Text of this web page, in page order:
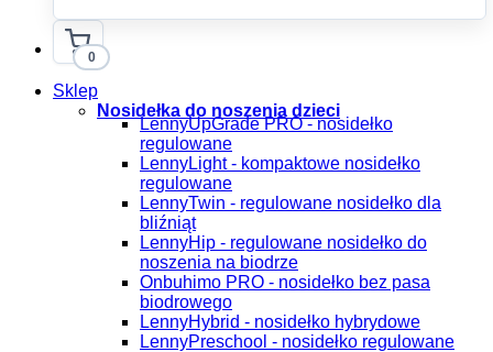
0
Sklep
Nosidełka do noszenia dzieci
LennyUpGrade PRO - nosidełko
regulowane
LennyLight - kompaktowe nosidełko
regulowane
LennyTwin - regulowane nosidełko dla
bliźniąt
LennyHip - regulowane nosidełko do
noszenia na biodrze
Onbuhimo PRO - nosidełko bez pasa
biodrowego
LennyHybrid - nosidełko hybrydowe
LennyPreschool - nosidełko regulowane